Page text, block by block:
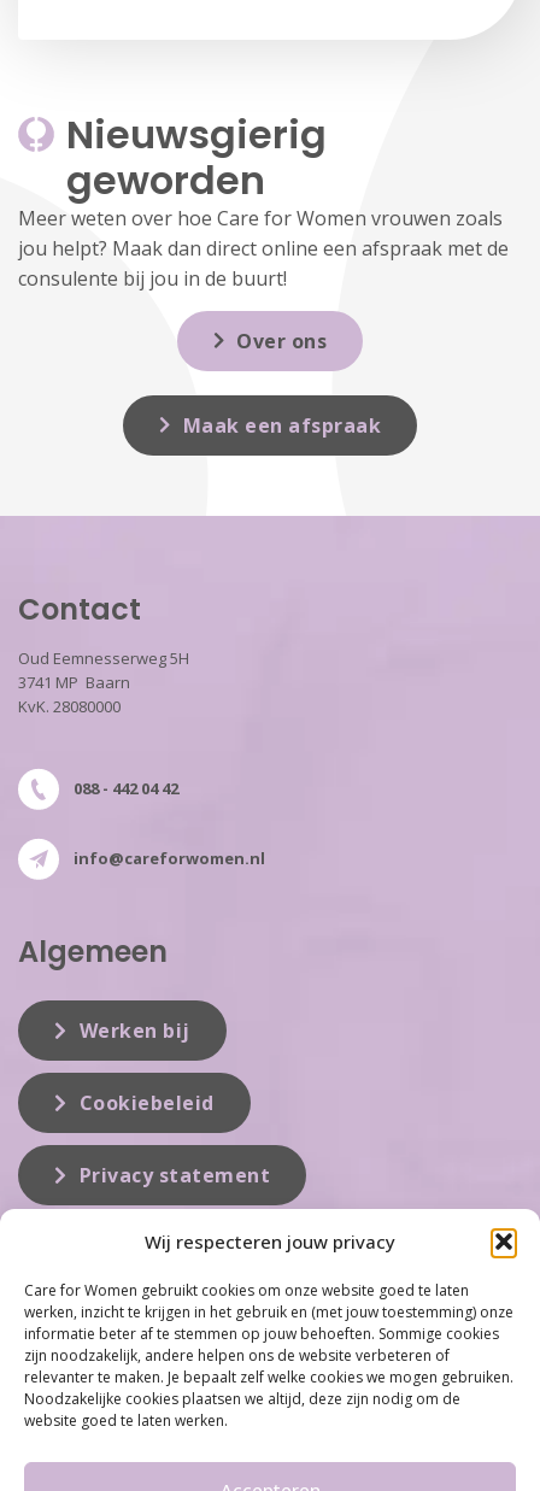
Wij respecteren jouw privacy
Care for Women gebruikt cookies om onze website goed te laten
werken, inzicht te krijgen in het gebruik en (met jouw toestemming) onze
informatie beter af te stemmen op jouw behoeften. Sommige cookies
zijn noodzakelijk, andere helpen ons de website verbeteren of
relevanter te maken. Je bepaalt zelf welke cookies we mogen gebruiken.
Noodzakelijke cookies plaatsen we altijd, deze zijn nodig om de
website goed te laten werken.
Nieuwsgierig
geworden
Meer weten over hoe Care for Women vrouwen zoals
jou helpt? Maak dan direct online een afspraak met de
consulente bij jou in de buurt!
Over ons
Maak een afspraak
Contact
Oud Eemnesserweg 5H
3741 MP Baarn
KvK. 28080000
088 - 442 04 42
info@careforwomen.nl
Algemeen
Werken bij
Cookiebeleid
Privacy statement
Care for Women is de eerste organisatie die zich inzet op het gebied
van hormonale problemen bij vrouwen. Met ruim 100 locaties
behoort Care for Women tot één van de grootste organisaties op dit
vakgebied...